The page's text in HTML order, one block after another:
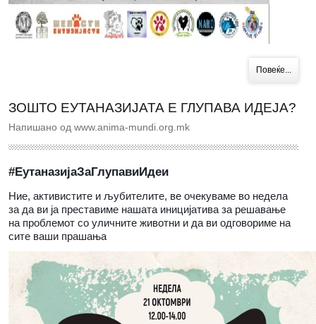
Повеќе...
ЗОШТО ЕУТАНАЗИЈАТА Е ГЛУПАВА ИДЕЈА?
Напишано од www.anima-mundi.org.mk
#ЕутаназијаЗаГлупавиИдеи
Ние, активистите и љубителите, ве очекуваме во недела
за да ви ја преставиме нашата иницијатива за решавање
на проблемот со уличните животни и да ви одговориме на
сите ваши прашања